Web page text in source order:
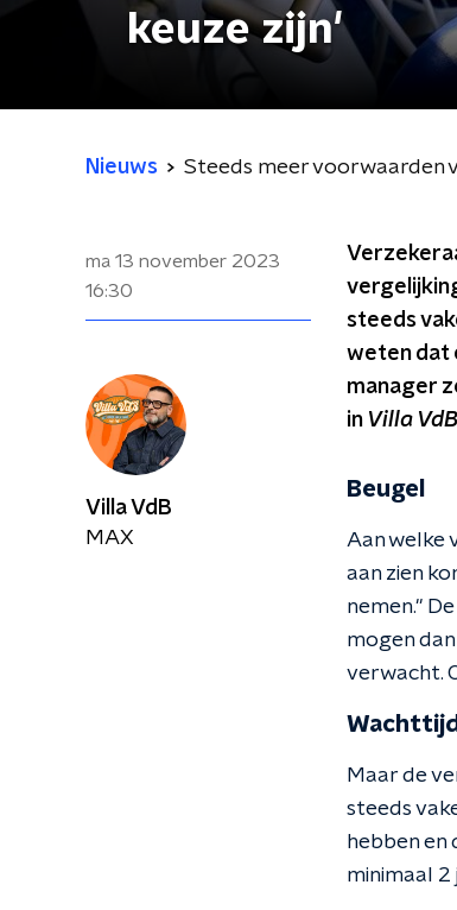
keuze zijn'
Nieuws Steeds meer voorwaarden
ma 13 november 2023
16:30
steeds
weten dat
manager
in Villa
Beugel
Aan welke
aan zien
nemen."
mogen
verwacht.
Wachttijd
Maar de
steeds
hebben en
minimaal
Villa VdB
MAX